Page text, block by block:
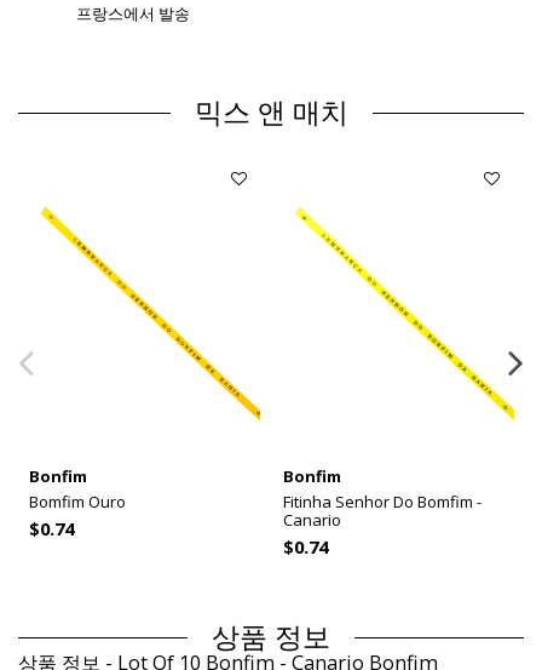
프랑스에서 발송
믹스 앤 매치
Bonfim
Bomfim Ouro
$0.74
Bonfim
Fitinha Senhor Do Bomfim -
Canario
$0.74
상품 정보
상품 정보 - Lot Of 10 Bonfim - Canario Bonfim